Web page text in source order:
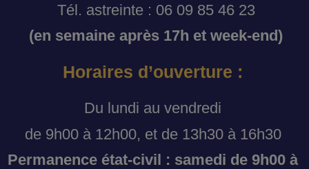
Tél. astreinte : 06 09 85 46 23
(en semaine après 17h et week-end)
Horaires d’ouverture :
Du lundi au vendredi
de 9h00 à 12h00, et de 13h30 à 16h30
Permanence état-civil : samedi de 9h00 à